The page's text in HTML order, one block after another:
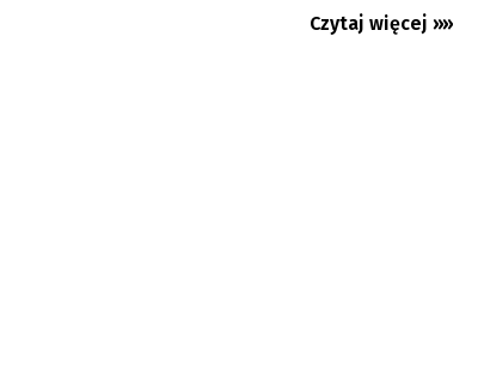
Czytaj więcej »»